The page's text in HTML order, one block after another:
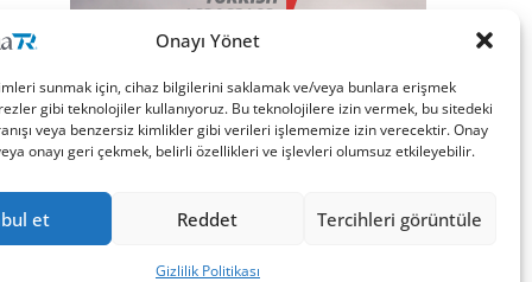
Onayı Yönet
sunmak için, cihaz bilgilerini saklamak ve/veya bunlara erişmek
gibi teknolojiler kullanıyoruz. Bu teknolojilere izin vermek, bu sitedeki
veya benzersiz kimlikler gibi verileri işlememize izin verecektir. Onay
onayı geri çekmek, belirli özellikleri ve işlevleri olumsuz etkileyebilir.
et Reddet Tercihleri görüntüle
Gizlilik Politikası